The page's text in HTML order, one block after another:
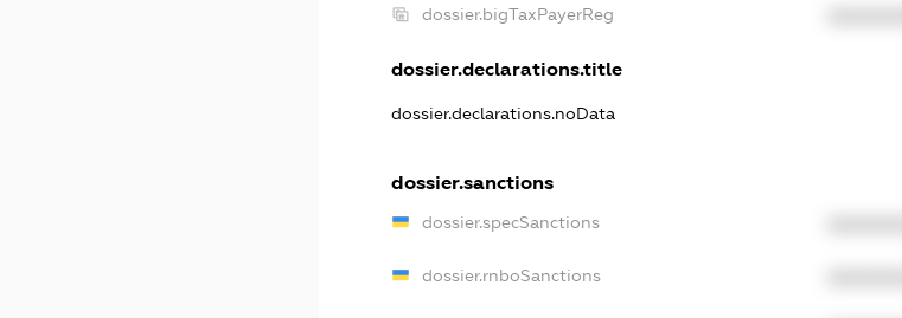
dossier.bigTaxPayerReg
dossier.declarations.title
dossier.declarations.noData
dossier.sanctions
dossier.specSanctions
dossier.rnboSanctions